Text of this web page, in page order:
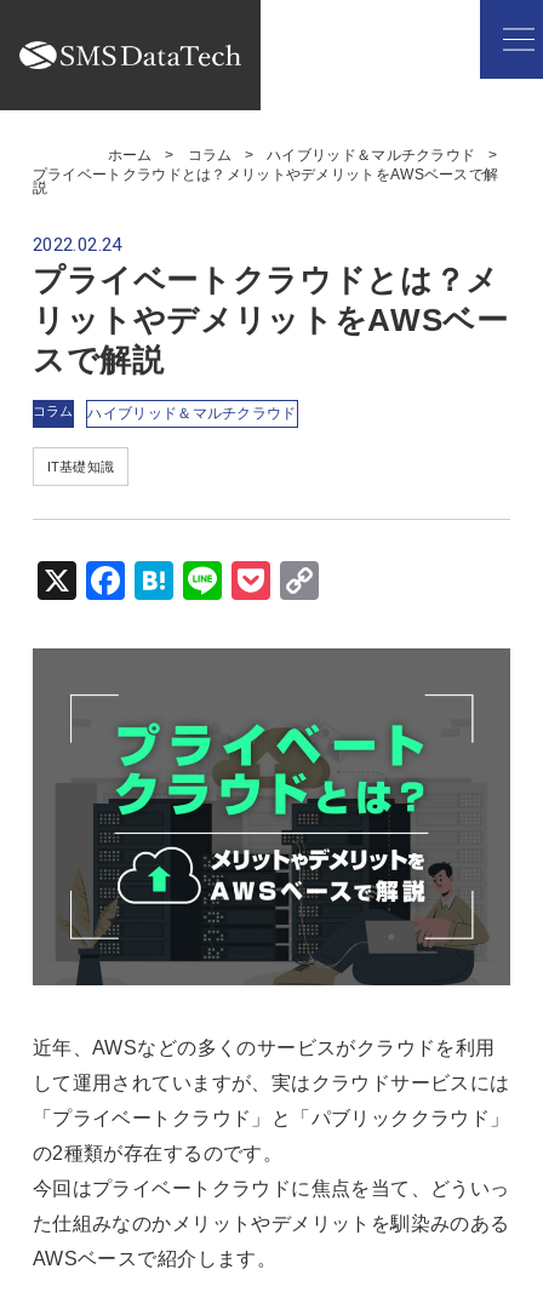
ホーム コラム
ハイブリッド＆マルチクラウド
プライベートクラウドとは？メリットやデメリットをAWSベースで解
説
2022.02.24
プライベートクラウドとは？メ
リットやデメリットをAWSベー
スで解説
コラム ハイブリッド＆マルチクラウド
IT基礎知識
X
Fac
ok
Hat
Lin
Poc Cop
nk
近年、AWSなどの多くのサービスがクラウドを利用
して運用されていますが、実はクラウドサービスには
「プライベートクラウド」と「パブリッククラウド」
の2種類が存在するのです。
今回はプライベートクラウドに焦点を当て、どういっ
た仕組みなのかメリットやデメリットを馴染みのある
AWSベースで紹介します。